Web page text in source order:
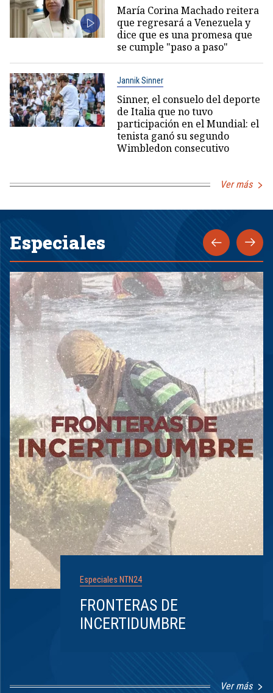
María Corina Machado reitera
que regresará a Venezuela y
dice que es una promesa que
se cumple "paso a paso"
Jannik Sinner
Sinner, el consuelo del deporte
de Italia que no tuvo
participación en el Mundial: el
tenista ganó su segundo
Wimbledon consecutivo
Ver más
Especiales
Especiales NTN24
FRONTERAS DE
INCERTIDUMBRE
Ver más